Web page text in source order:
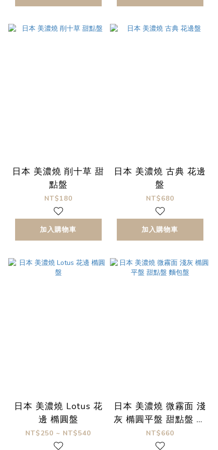
日本 美濃燒 削十草 甜
點盤
NT$180
加入購物車
日本 美濃燒 古典 花邊
盤
NT$680
加入購物車
日本 美濃燒 Lotus 花
邊 橢圓盤
NT$250 ~ NT$540
日本 美濃燒 微霧面 淺
灰 橢圓平盤 甜點盤 麵
包盤
NT$660